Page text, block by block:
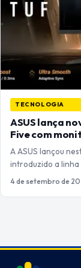
TECNOLOGIA
ASUS lança
Five com
A ASUS lançou
introduzido a linha
4 de setembro de